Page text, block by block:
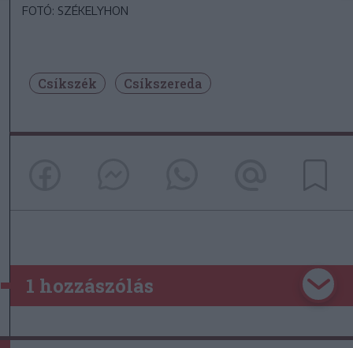
FOTÓ: SZÉKELYHON
Csíkszék Csíkszereda
1 hozzászólás